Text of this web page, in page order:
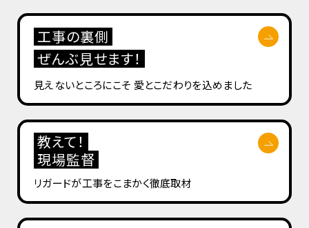
工事の裏側
ぜんぶ見せます！
見えないところにこそ 愛とこだわりを込めました
教えて！
現場監督
リガードが工事をこまかく徹底取材